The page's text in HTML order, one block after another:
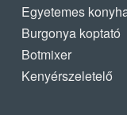
Egyetemes
Burgonya koptató
Botmixer
Kenyérszeletelő